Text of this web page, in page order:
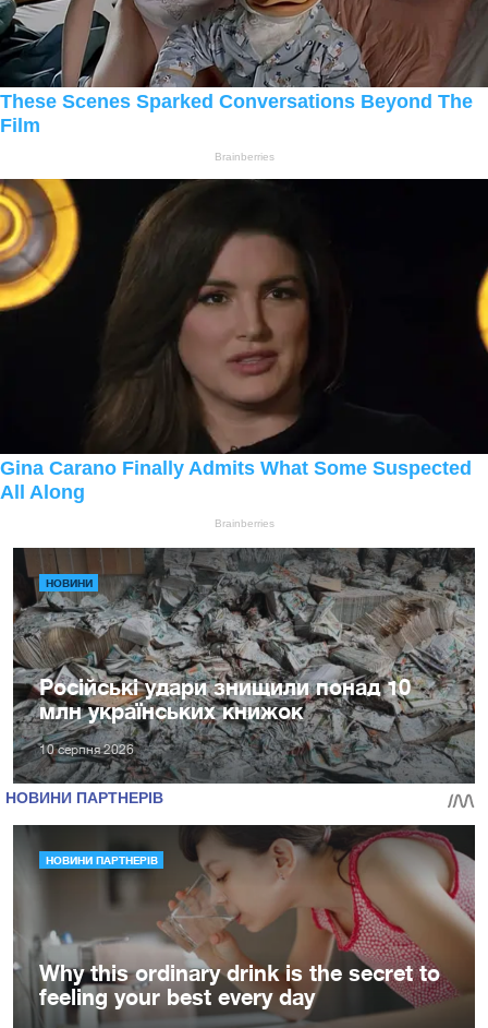
НОВИНИ
Російські удари знищили понад 10
млн українських книжок
10 серпня 2026